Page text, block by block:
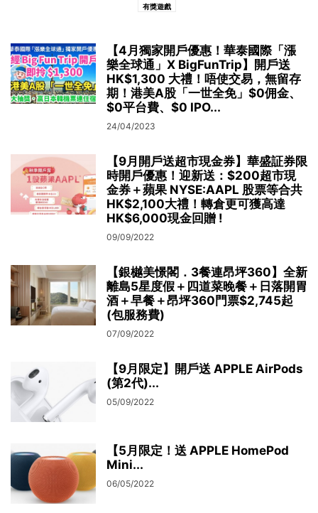
有獎遊戲
【4月獨家開戶優惠！華泰國際「漲
樂全球通」X BigFunTrip】開戶送
HK$1,300 大禮！唔使交易，無留存
期！港美A股「一世全免」$0佣金、
$0平台費、$0 IPO...
24/04/2023
【9月開戶送超市現金券】華盛証券限
時開戶優惠！迎新送：$200超市現
金券＋蘋果 NYSE:AAPL 股票等合共
HK$2,100大禮！轉倉更可獲高達
HK$6,000現金回贈 !
09/09/2022
【銀樾美憬閣．3餐連昂坪360】全新
離島5星度假＋四道菜晚餐＋日落開胃
酒＋早餐＋昂坪360門票$2,745起
(包服務費)
07/09/2022
【9月限定】開戶送 APPLE AirPods
(第2代)...
05/09/2022
【5月限定！送 APPLE HomePod
Mini...
06/05/2022